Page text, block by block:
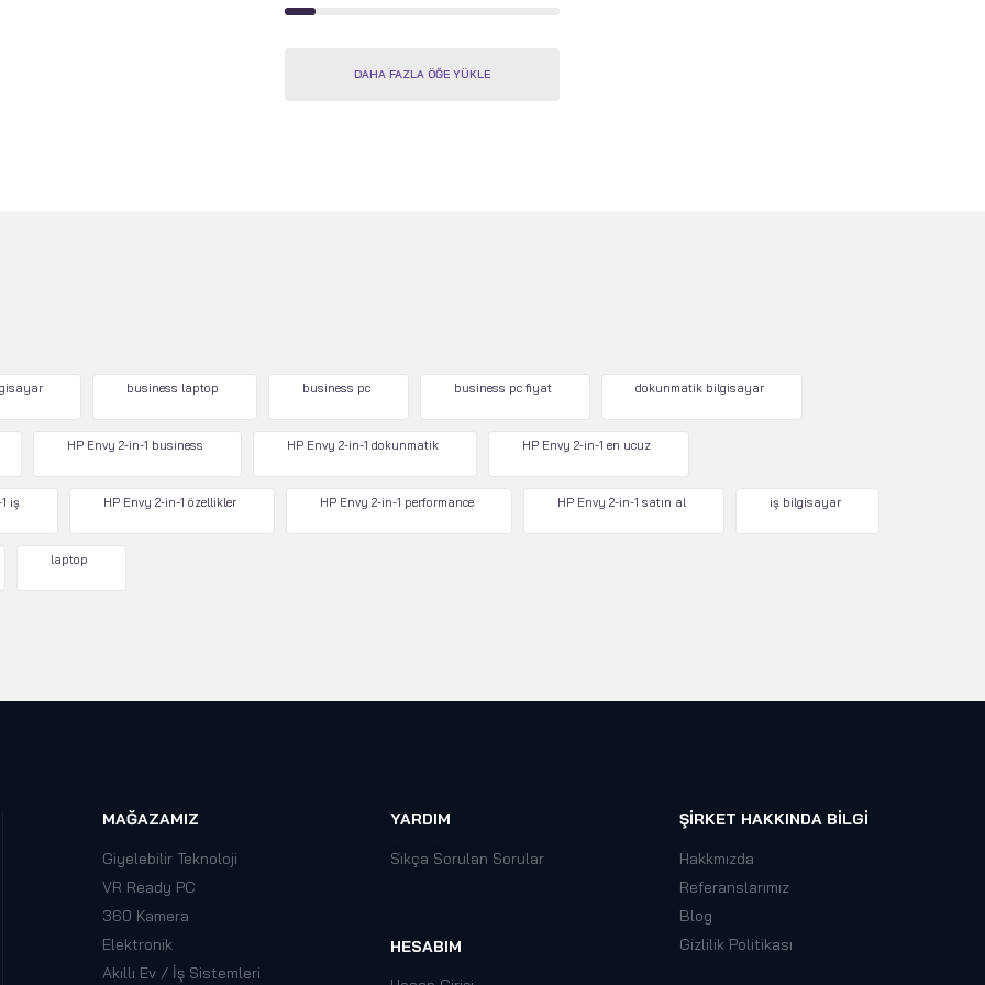
DAHA FAZLA ÖĞE YÜKLE
business laptop business pc business pc fiyat dokunmatik bilgisayar
HP Envy 2-in-1 business HP Envy 2-in-1 dokunmatik HP Envy 2-in-1 en ucuz
iş HP Envy 2-in-1 özellikler HP Envy 2-in-1 performance HP Envy 2-in-1 satın al iş bilgisayar
laptop
MAĞAZAMIZ
Giyelebilir Teknoloji
VR Ready PC
360 Kamera
Elektronik
Akıllı Ev / İş Sistemleri
YARDIM
Sıkça Sorulan Sorular
HESABIM
ŞIRKET HAKKINDA BILGI
Hakkmızda
Referanslarımız
Blog
Gizlilik Politikası